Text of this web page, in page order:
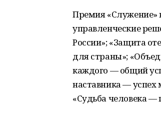
Премия «Служение»
управленческие
России»; «Защита
для страны»;
каждого — общий
наставника —
«Судьба человека —